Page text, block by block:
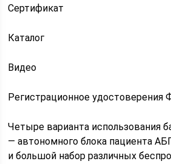
Сертификат
Каталог
Видео
Регистрационное удостоверения
Четыре варианта использования
— автономного блока пациента
и большой набор различных